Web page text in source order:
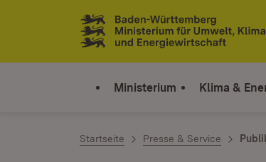
Zum Inhalt springen
Link zur Startseite
Ministerium Klima &
Startseite Presse & Service